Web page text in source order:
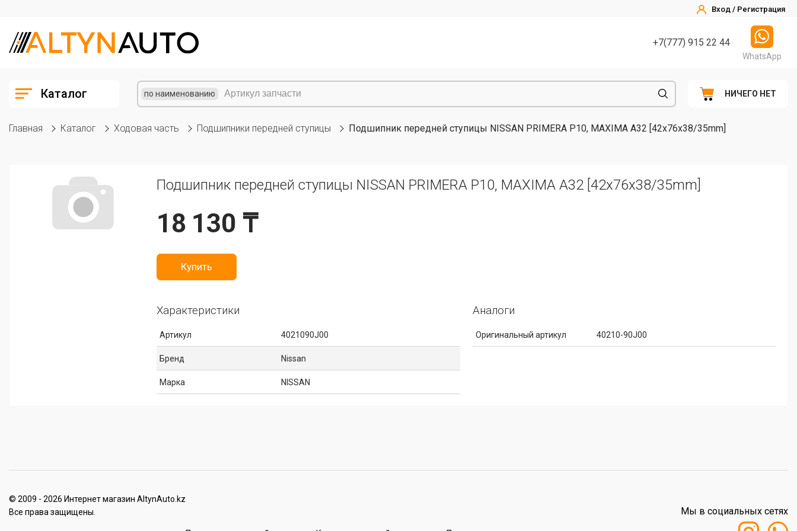
Вход / Регистрация
+7(777) 915 22 44
WhatsApp
Каталог по наименованию НИЧЕГО НЕТ
Главная Каталог Ходовая часть Подшипники передней ступицы Подшипник передней ступицы NISSAN PRIMERA P10, MAXIMA A32 [42x76x38/35mm]
Подшипник передней ступицы NISSAN PRIMERA P10, MAXIMA A32 [42x76x38/35mm]
18 130 ₸
Купить
Характеристики
Артикул 4021090J00
Бренд Nissan
Марка NISSAN
Аналоги
Оригинальный артикул 40210-90J00
© 2009 - 2026 Интернет магазин AltynAuto.kz
Все права защищены.
Мы в социальных сетях